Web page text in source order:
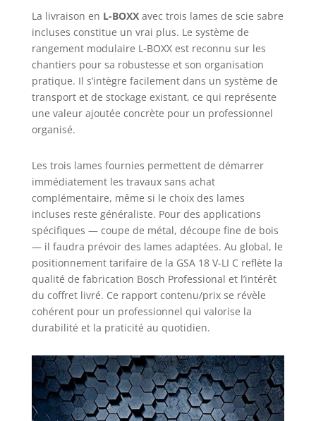
La livraison en L-BOXXavec trois lames de scie sabre
incluses constitue un vrai plus. Le système de
rangement modulaire L-BOXX est reconnu sur les
chantiers pour sa robustesse et son organisation
pratique. Il s’intègre facilement dans un système de
transport et de stockage existant, ce qui représente
une valeur ajoutée concrète pour un professionnel
organisé.
Les trois lames fournies permettent de démarrer
immédiatement les travaux sans achat
complémentaire, même si le choix des lames
incluses reste généraliste. Pour des applications
spécifiques — coupe de métal, découpe fine de bois
— il faudra prévoir des lames adaptées. Au global, le
positionnement tarifaire de la GSA 18 V-LI C reflète la
qualité de fabrication Bosch Professional et l’intérêt
du coffret livré. Ce rapport contenu/prix se révèle
cohérent pour un professionnel qui valorise la
durabilité et la praticité au quotidien.